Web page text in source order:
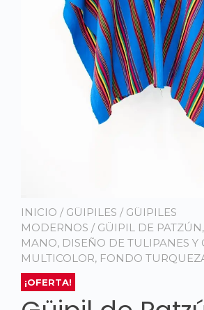
INICIO / GÜIPILES / GÜIPILES
MODERNOS / GÜIPIL DE
MANO, DISEÑO DE TULIPANES Y
MULTICOLOR, FONDO
¡OFERTA!